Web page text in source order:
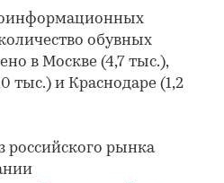
обувных
в Москве (4,7 тыс.),
тыс.) и Краснодаре (1,2
российского рынка